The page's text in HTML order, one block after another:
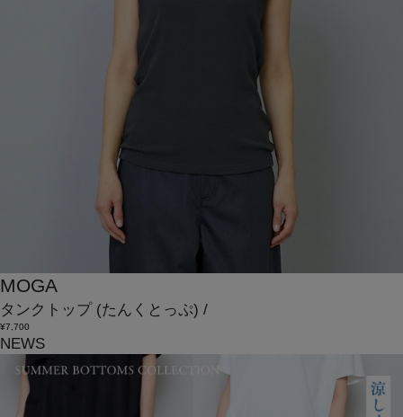
MOGA
タンクトップ (たんくとっぷ) /
¥7,700
NEWS